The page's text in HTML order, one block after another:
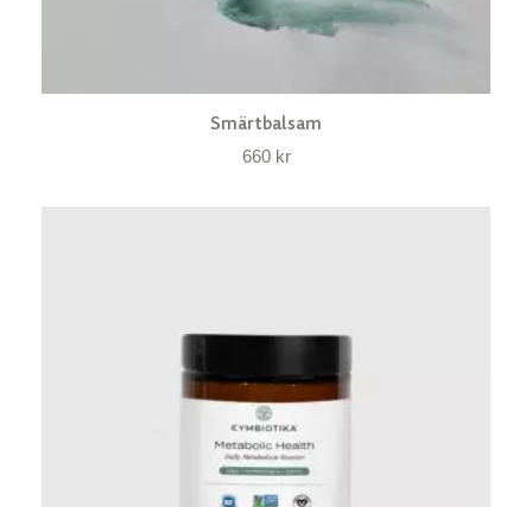
Smärtbalsam
660 kr